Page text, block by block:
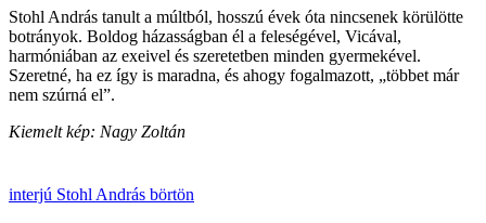
Stohl András tanult a múltból, hosszú évek óta nincsenek körülötte
botrányok. Boldog házasságban él a feleségével, Vicával,
harmóniában az exeivel és szeretetben minden gyermekével.
Szeretné, ha ez így is maradna, és ahogy fogalmazott, „többet már
nem szúrná el”.
Kiemelt kép: Nagy Zoltán
interjú Stohl András börtön